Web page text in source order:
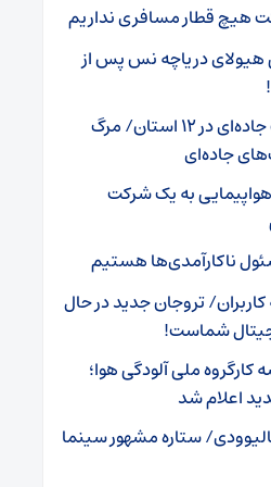
هیچ قطار مسافری نداریم
هیولای دریاچه نس پس از
۶۶ درصد از تلفات جاده‌ای در ۱۲ استان/ مرگ
جاده‌ای
به یک شرکت
ناکارآمدی‌ها هستیم
تروجان جدید در حال
شماست!
ملی آلودگی هوا؛
اعلام شد
ستاره مشهور سینما